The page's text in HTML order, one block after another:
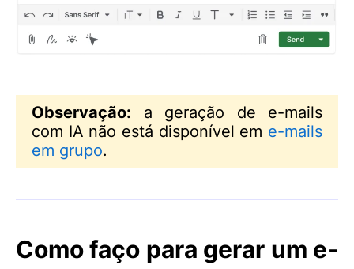
Observação: a geração de e-mails
com IA não está disponível em e-mails
em grupo.
Como faço para gerar um e-